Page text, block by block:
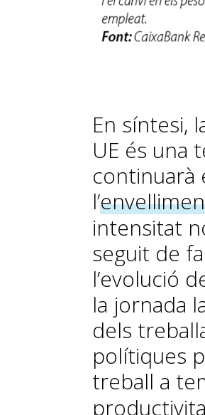
En síntesi,
UE és una
continuarà
l’
intensitat
seguit de
l’evolució
la jornada
dels
polítiques
treball a